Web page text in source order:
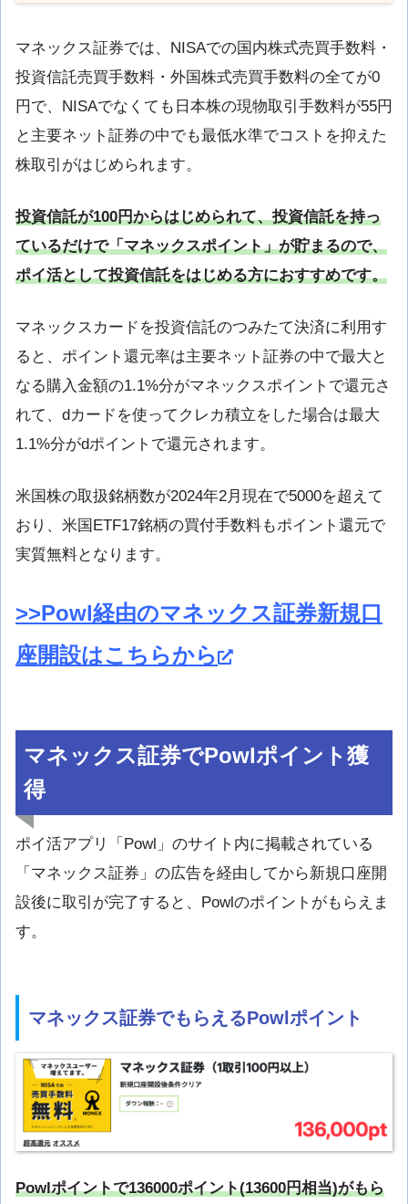
マネックス証券では、NISAでの国内株式売買手数料・
投資信託売買手数料・外国株式売買手数料の全てが0
円で、NISAでなくても日本株の現物取引手数料が55円
と主要ネット証券の中でも最低水準でコストを抑えた
株取引がはじめられます。
投資信託が100円からはじめられて、投資信託を持っ
ているだけで「マネックスポイント」が貯まるので、
ポイ活として投資信託をはじめる方におすすめです。
マネックスカードを投資信託のつみたて決済に利用す
ると、ポイント還元率は主要ネット証券の中で最大と
なる購入金額の1.1%分がマネックスポイントで還元さ
れて、dカードを使ってクレカ積立をした場合は最大
1.1%分がdポイントで還元されます。
米国株の取扱銘柄数が2024年2月現在で5000を超えて
おり、米国ETF17銘柄の買付手数料もポイント還元で
実質無料となります。
>>Powl経由のマネックス証券新規口
座開設はこちらから
マネックス証券でPowlポイント獲
得
ポイ活アプリ「Powl」のサイト内に掲載されている
「マネックス証券」の広告を経由してから新規口座開
設後に取引が完了すると、Powlのポイントがもらえま
す。
マネックス証券でもらえるPowlポイント
Powlポイントで136000ポイント(13600円相当)がもら